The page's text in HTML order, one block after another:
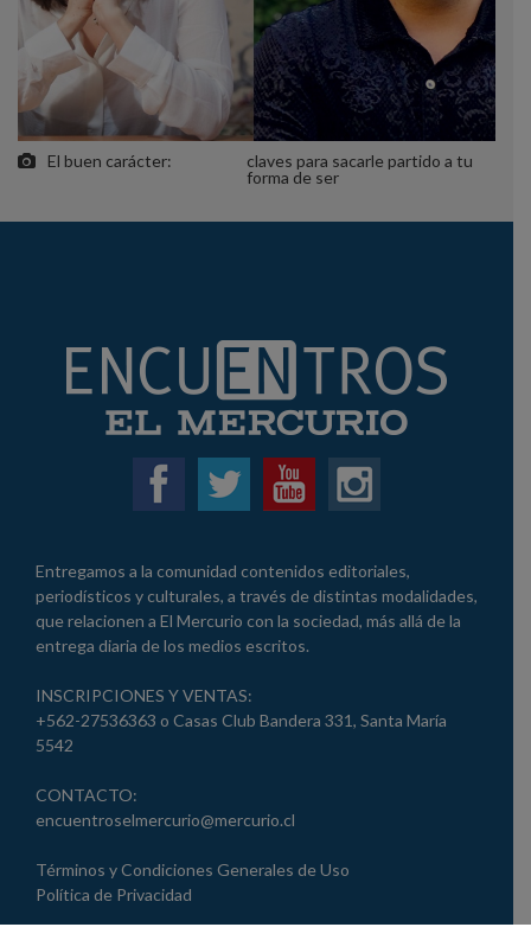
El buen carácter:
claves para sacarle partido a tu
forma de ser
Entregamos a la comunidad contenidos editoriales,
periodísticos y culturales, a través de distintas modalidades,
que relacionen a El Mercurio con la sociedad, más allá de la
entrega diaria de los medios escritos.
INSCRIPCIONES Y VENTAS:
+562-27536363 o Casas Club Bandera 331, Santa María
5542
CONTACTO:
encuentroselmercurio@mercurio.cl
Términos y Condiciones Generales de Uso
Política de Privacidad